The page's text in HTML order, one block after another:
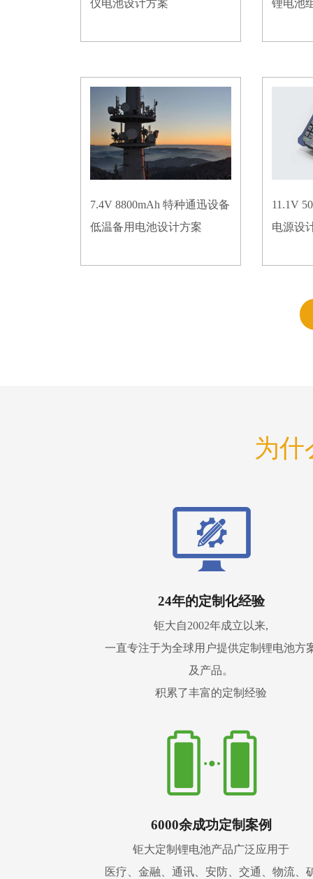
仪电池设计方案
锂电池
7.4V 8800mAh 特种通迅设备
低温备用电池设计方案
11.1V
电源设
为什
24年的定制化经验
钜大自2002年成立以来,
一直专注于为全球用户提供定制锂电池方
及产品。
积累了丰富的定制经验
6000余成功定制案例
钜大定制锂电池产品广泛应用于
医疗、金融、通讯、安防、交通、物流、